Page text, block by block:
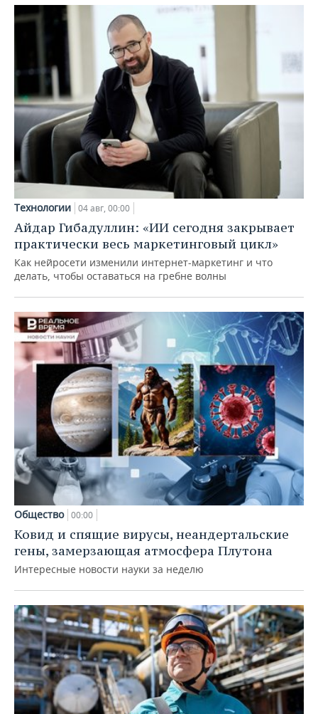
Технологии 04 авг, 00:00
Айдар Гибадуллин: «ИИ сегодня закрывает
практически весь маркетинговый цикл»
Как нейросети изменили интернет-маркетинг и что
делать, чтобы оставаться на гребне волны
Общество 00:00
Ковид и спящие вирусы, неандертальские
гены, замерзающая атмосфера Плутона
Интересные новости науки за неделю